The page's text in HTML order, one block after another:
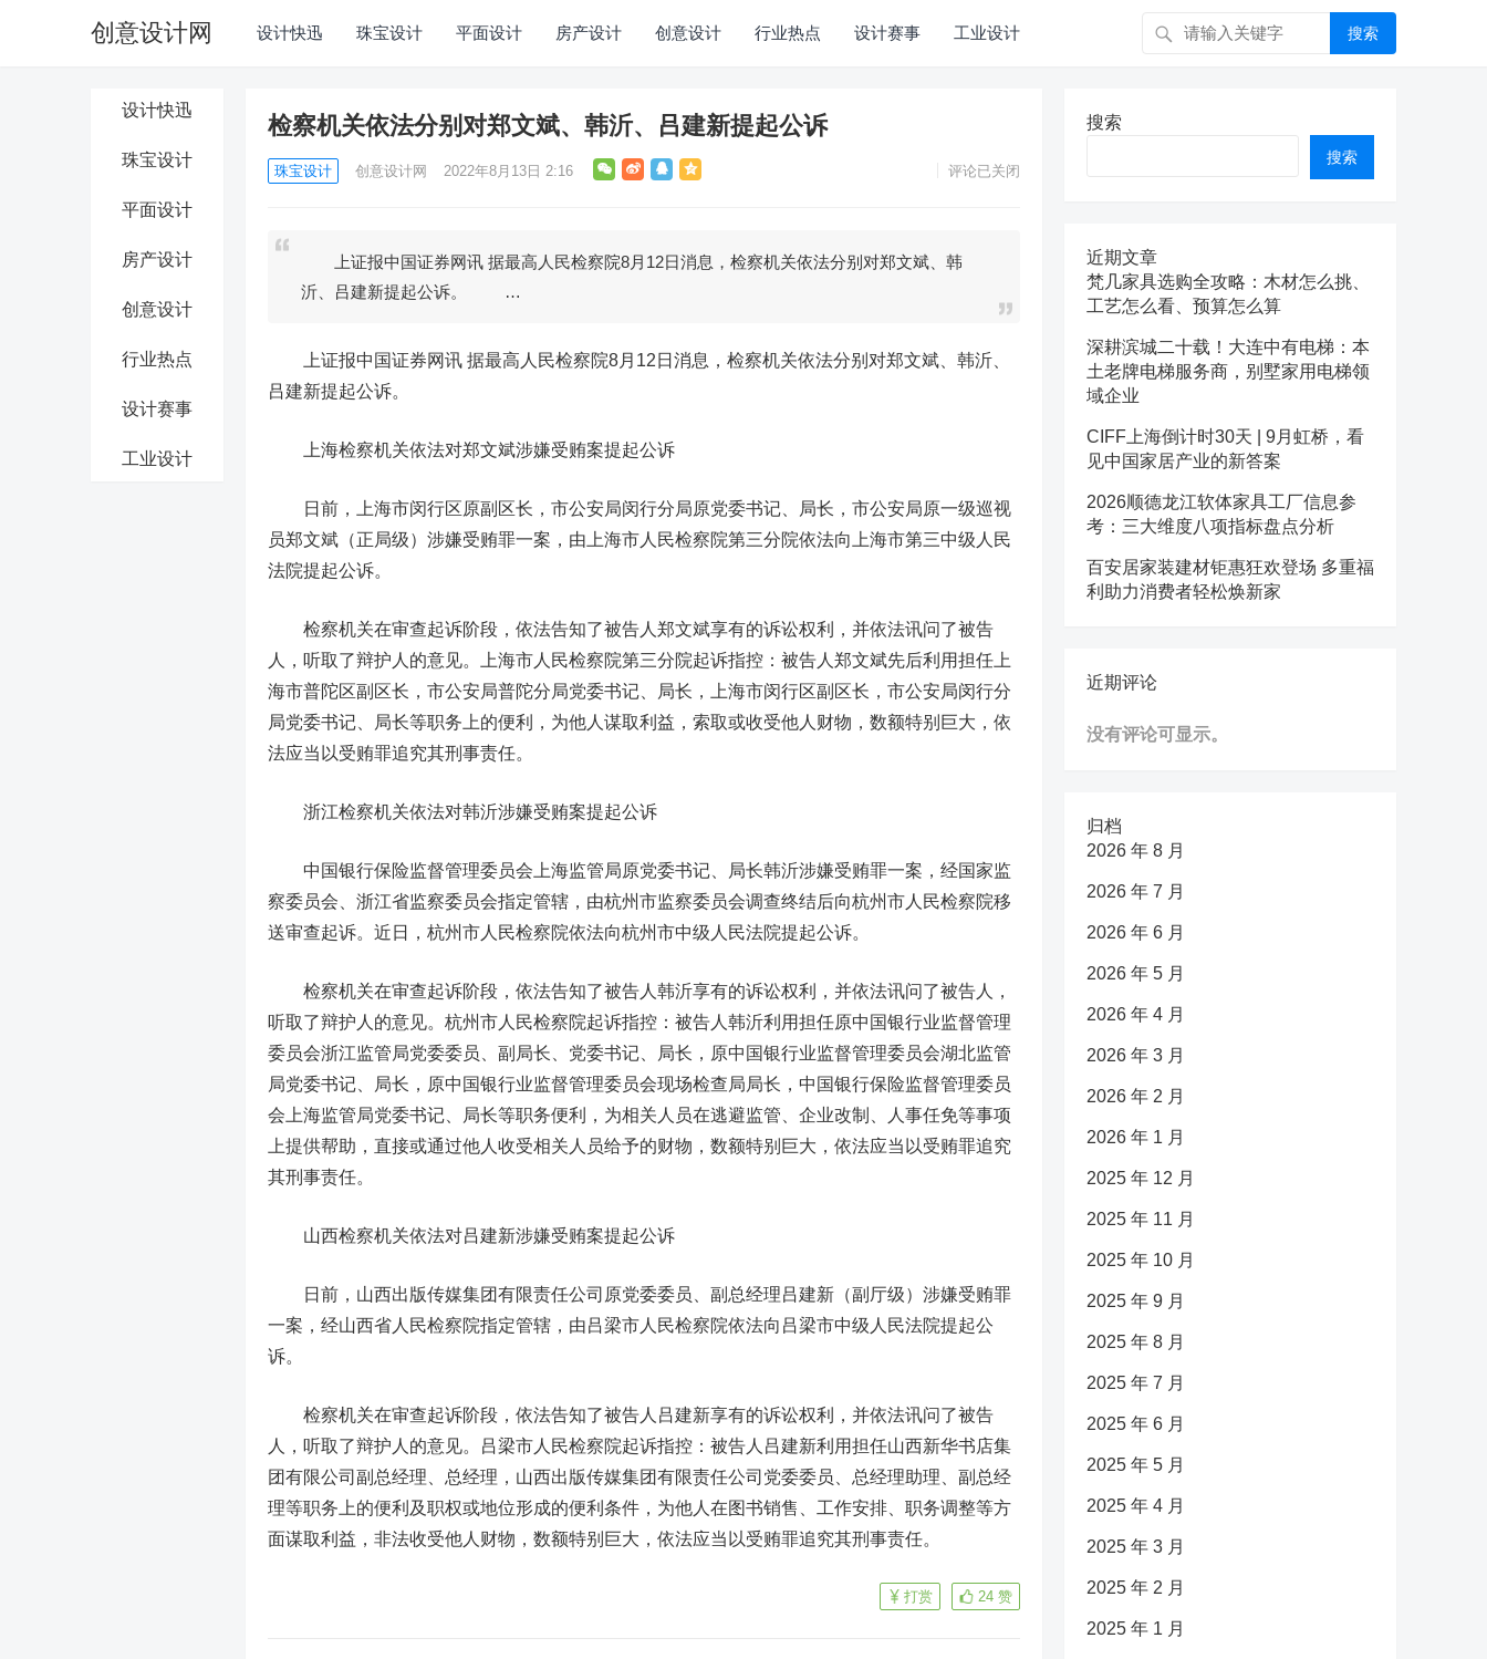
创意设计网 设计快迅 珠宝设计 平面设计 房产设计 创意设计 行业热点 设计赛事 工业设计 搜索
设计快迅
珠宝设计
平面设计
房产设计
创意设计
行业热点
设计赛事
工业设计
检察机关依法分别对郑文斌、韩沂、吕建新提起公诉
珠宝设计 创意设计网 2022年8月13日 2:16 评论已关闭
上证报中国证券网讯 据最高人民检察院8月12日消息，检察机关依法分别对郑文斌、韩
沂、吕建新提起公诉。 …
上证报中国证券网讯 据最高人民检察院8月12日消息，检察机关依法分别对郑文斌、韩沂、
吕建新提起公诉。
上海检察机关依法对郑文斌涉嫌受贿案提起公诉
日前，上海市闵行区原副区长，市公安局闵行分局原党委书记、局长，市公安局原一级巡视
员郑文斌（正局级）涉嫌受贿罪一案，由上海市人民检察院第三分院依法向上海市第三中级人民
法院提起公诉。
检察机关在审查起诉阶段，依法告知了被告人郑文斌享有的诉讼权利，并依法讯问了被告
人，听取了辩护人的意见。上海市人民检察院第三分院起诉指控：被告人郑文斌先后利用担任上
海市普陀区副区长，市公安局普陀分局党委书记、局长，上海市闵行区副区长，市公安局闵行分
局党委书记、局长等职务上的便利，为他人谋取利益，索取或收受他人财物，数额特别巨大，依
法应当以受贿罪追究其刑事责任。
浙江检察机关依法对韩沂涉嫌受贿案提起公诉
中国银行保险监督管理委员会上海监管局原党委书记、局长韩沂涉嫌受贿罪一案，经国家监
察委员会、浙江省监察委员会指定管辖，由杭州市监察委员会调查终结后向杭州市人民检察院移
送审查起诉。近日，杭州市人民检察院依法向杭州市中级人民法院提起公诉。
检察机关在审查起诉阶段，依法告知了被告人韩沂享有的诉讼权利，并依法讯问了被告人，
听取了辩护人的意见。杭州市人民检察院起诉指控：被告人韩沂利用担任原中国银行业监督管理
委员会浙江监管局党委委员、副局长、党委书记、局长，原中国银行业监督管理委员会湖北监管
局党委书记、局长，原中国银行业监督管理委员会现场检查局局长，中国银行保险监督管理委员
会上海监管局党委书记、局长等职务便利，为相关人员在逃避监管、企业改制、人事任免等事项
上提供帮助，直接或通过他人收受相关人员给予的财物，数额特别巨大，依法应当以受贿罪追究
其刑事责任。
山西检察机关依法对吕建新涉嫌受贿案提起公诉
日前，山西出版传媒集团有限责任公司原党委委员、副总经理吕建新（副厅级）涉嫌受贿罪
一案，经山西省人民检察院指定管辖，由吕梁市人民检察院依法向吕梁市中级人民法院提起公
诉。
检察机关在审查起诉阶段，依法告知了被告人吕建新享有的诉讼权利，并依法讯问了被告
人，听取了辩护人的意见。吕梁市人民检察院起诉指控：被告人吕建新利用担任山西新华书店集
团有限公司副总经理、总经理，山西出版传媒集团有限责任公司党委委员、总经理助理、副总经
理等职务上的便利及职权或地位形成的便利条件，为他人在图书销售、工作安排、职务调整等方
面谋取利益，非法收受他人财物，数额特别巨大，依法应当以受贿罪追究其刑事责任。
24 赞
打赏
搜索
搜索
近期文章
梵几家具选购全攻略：木材怎么挑、
工艺怎么看、预算怎么算
深耕滨城二十载！大连中有电梯：本
土老牌电梯服务商，别墅家用电梯领
域企业
CIFF上海倒计时30天 | 9月虹桥，看
见中国家居产业的新答案
2026顺德龙江软体家具工厂信息参
考：三大维度八项指标盘点分析
百安居家装建材钜惠狂欢登场 多重福
利助力消费者轻松焕新家
近期评论
没有评论可显示。
归档
2026 年 8 月
2026 年 7 月
2026 年 6 月
2026 年 5 月
2026 年 4 月
2026 年 3 月
2026 年 2 月
2026 年 1 月
2025 年 12 月
2025 年 11 月
2025 年 10 月
2025 年 9 月
2025 年 8 月
2025 年 7 月
2025 年 6 月
2025 年 5 月
2025 年 4 月
2025 年 3 月
2025 年 2 月
2025 年 1 月